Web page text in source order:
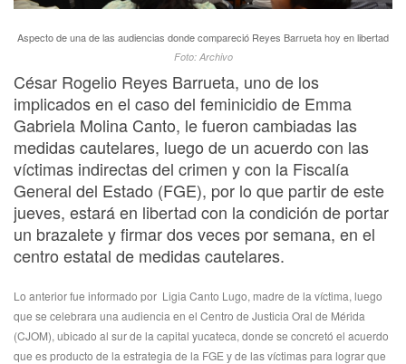
Aspecto de una de las audiencias donde compareció Reyes Barrueta hoy en libertad
Foto: Archivo
César Rogelio Reyes Barrueta, uno de los
implicados en el caso del feminicidio de Emma
Gabriela Molina Canto, le fueron cambiadas las
medidas cautelares, luego de un acuerdo con las
víctimas indirectas del crimen y con la Fiscalía
General del Estado (FGE), por lo que partir de este
jueves, estará en libertad con la condición de portar
un brazalete y firmar dos veces por semana, en el
centro estatal de medidas cautelares.
Lo anterior fue informado por Ligia Canto Lugo, madre de la víctima, luego
que se celebrara una audiencia en el Centro de Justicia Oral de Mérida
(CJOM), ubicado al sur de la capital yucateca, donde se concretó el acuerdo
que es producto de la estrategia de la FGE y de las víctimas para lograr que